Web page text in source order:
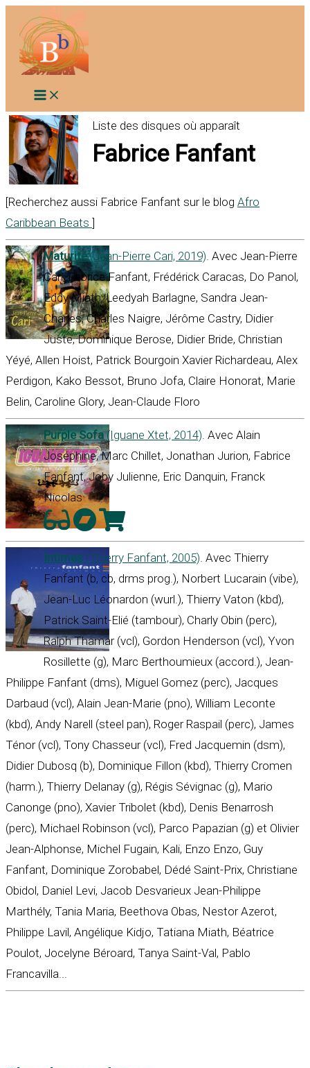
contenu
Liste des disques où apparaît
Fabrice Fanfant
[Recherchez aussi Fabrice Fanfant sur le blog Afro
Caribbean Beats ]
Maturité(Jean-Pierre Cari, 2019). Avec Jean-Pierre
Cari, Fabrice Fanfant, Frédérick Caracas, Do Panol,
Eddy Miath, Leedyah Barlagne, Sandra Jean-
Charles, Charles Naigre, Jérôme Castry, Didier
Juste, Dominique Berose, Didier Bride, Christian
Yéyé, Allen Hoist, Patrick Bourgoin Xavier Richardeau, Alex
Perdigon, Kako Bessot, Bruno Jofa, Claire Honorat, Marie
Belin, Caroline Glory, Jean-Claude Floro
Purple Sofa(Iguane Xtet, 2014). Avec Alain
Joséphine, Marc Chillet, Jonathan Jurion, Fabrice
Fanfant, Joby Julienne, Eric Danquin, Franck
Nicolas
Intimes (Thierry Fanfant, 2005). Avec Thierry
Fanfant (b, cb, drms prog.), Norbert Lucarain (vibe),
Jean-Luc Léonardon (wurl.), Thierry Vaton (kbd),
Patrick Saint-Elié (tambour), Charly Obin (perc),
Ralph Thamar (vcl), Gordon Henderson (vcl), Yvon
Rosillette (g), Marc Berthoumieux (accord.), Jean-
Philippe Fanfant (dms), Miguel Gomez (perc), Jacques
Darbaud (vcl), Alain Jean-Marie (pno), William Leconte
(kbd), Andy Narell (steel pan), Roger Raspail (perc), James
Ténor (vcl), Tony Chasseur (vcl), Fred Jacquemin (dsm),
Didier Dubosq (b), Dominique Fillon (kbd), Thierry Cromen
(harm.), Thierry Delanay (g), Régis Sévignac (g), Mario
Canonge (pno), Xavier Tribolet (kbd), Denis Benarrosh
(perc), Michael Robinson (vcl), Parco Papazian (g) et Olivier
Jean-Alphonse, Michel Fugain, Kali, Enzo Enzo, Guy
Fanfant, Dominique Zorobabel, Dédé Saint-Prix, Christiane
Obidol, Daniel Levi, Jacob Desvarieux Jean-Philippe
Marthély, Tania Maria, Beethova Obas, Nestor Azerot,
Philippe Lavil, Angélique Kidjo, Tatiana Miath, Béatrice
Poulot, Jocelyne Béroard, Tanya Saint-Val, Pablo
Francavilla...